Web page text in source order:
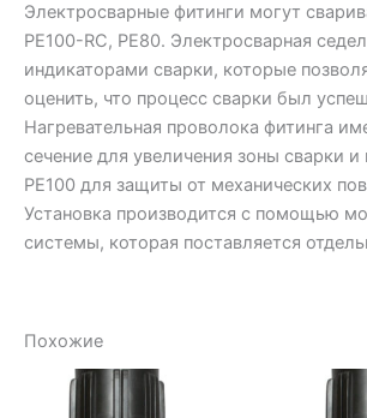
Электросварные фитинги могут
PE100-RC, PE80. Электросварная
индикаторами сварки, которые
оценить, что процесс сварки был
Нагревательная проволока фитинга
сечение для увеличения зоны сварки
PE100 для защиты от механических
Установка производится с помощью
системы, которая поставляется
Похожие